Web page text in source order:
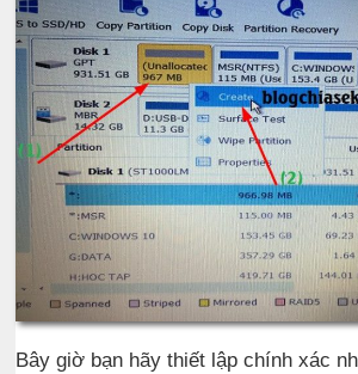
Bây giờ bạn hãy thiết lập chính xác